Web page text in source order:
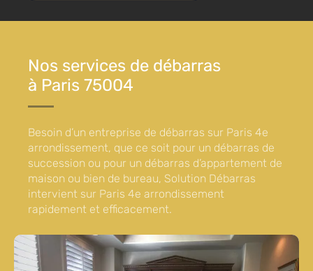
Nos services de débarras
à Paris 75004
Besoin d’un entreprise de débarras sur Paris 4e
arrondissement, que ce soit pour un débarras de
succession ou pour un débarras d’appartement de
maison ou bien de bureau, Solution Débarras
intervient sur Paris 4e arrondissement
rapidement et efficacement.